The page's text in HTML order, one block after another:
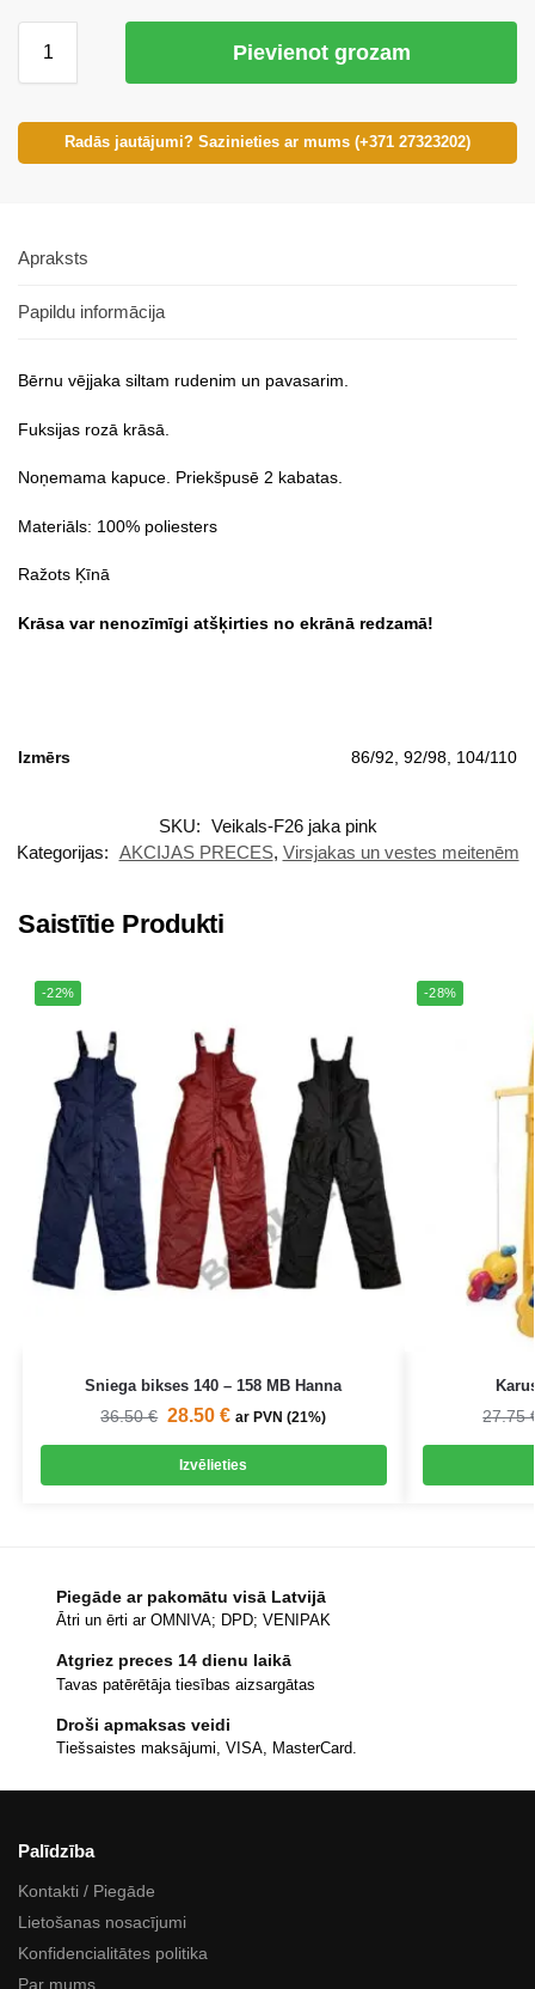
Pievienot grozam
Radās jautājumi? Sazinieties ar mums (+371 27323202)
Apraksts
Papildu informācija
Bērnu vējjaka siltam rudenim un pavasarim.
Fuksijas rozā krāsā.
Noņemama kapuce. Priekšpusē 2 kabatas.
Materiāls: 100% poliesters
Ražots Ķīnā
Krāsa var nenozīmīgi atšķirties no ekrānā redzamā!
Izmērs 86/92, 92/98, 104/110
SKU: Veikals-F26 jaka pink
Kategorijas: AKCIJAS PRECES, Virsjakas un vestes meitenēm
Saistītie Produkti
-22%
Sniega bikses 140 – 158 MB Hanna
36.50€ 28.50€ ar PVN (21%)
Izvēlieties
-28%
27.75
Piegāde ar pakomātu visā Latvijā
Ātri un ērti ar OMNIVA; DPD; VENIPAK
Atgriez preces 14 dienu laikā
Tavas patērētāja tiesības aizsargātas
Droši apmaksas veidi
Tiešsaistes maksājumi, VISA, MasterCard.
Palīdzība
Kontakti / Piegāde
Lietošanas nosacījumi
Konfidencialitātes politika
Par mums